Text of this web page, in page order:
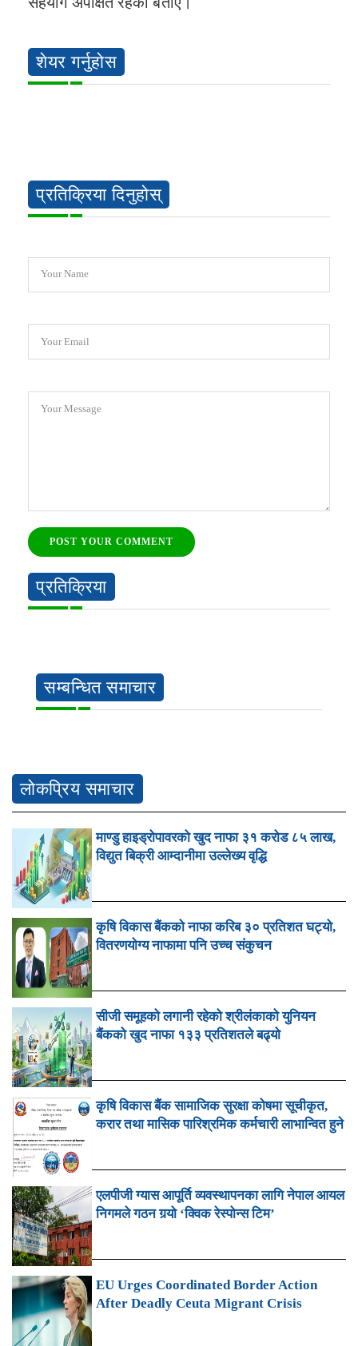
शेयर गर्नुहोस
प्रतिक्रिया दिनुहोस्
Your Name
Your Email
Your Message
POST YOUR COMMENT
प्रतिक्रिया
सम्बन्धित समाचार
लोकप्रिय समाचार
माण्डु हाइड्रोपावरको खुद नाफा ३१ करोड ८५ लाख,
विद्युत बिक्री आम्दानीमा उल्लेख्य वृद्धि
कृषि विकास बैंकको नाफा करिब ३० प्रतिशत घट्यो,
वितरणयोग्य नाफामा पनि उच्च संकुचन
सीजी समूहको लगानी रहेको श्रीलंकाको युनियन
बैंकको खुद नाफा १३३ प्रतिशतले बढ्यो
कृषि विकास बैंक सामाजिक सुरक्षा कोषमा सूचीकृत,
करार तथा मासिक पारिश्रमिक कर्मचारी लाभान्वित हुने
एलपीजी ग्यास आपूर्ति व्यवस्थापनका लागि नेपाल आयल
निगमले गठन गर्‍यो ‘क्विक रेस्पोन्स टिम’
EU Urges Coordinated Border Action
After Deadly Ceuta Migrant Crisis